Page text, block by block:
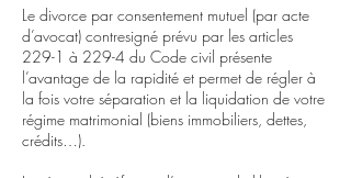
Le divorce par consentement mutuel (par acte
d’avocat) contresigné prévu par les articles
229-1 à 229-4 du Code civil présente
l’avantage de la rapidité et permet de régler à
la fois votre séparation et la liquidation de votre
régime matrimonial (biens immobiliers, dettes,
crédits…).